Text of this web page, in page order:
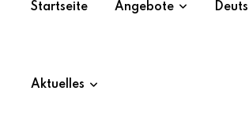
Startseite Angebote
Aktuelles